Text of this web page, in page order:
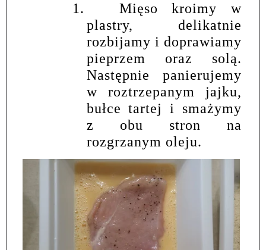
1.
Mięso kroimy w
plastry, delikatnie
rozbijamy i doprawiamy
pieprzem oraz solą.
Następnie panierujemy
w roztrzepanym jajku,
bułce tartej i smażymy
z obu stron na
rozgrzanym oleju.